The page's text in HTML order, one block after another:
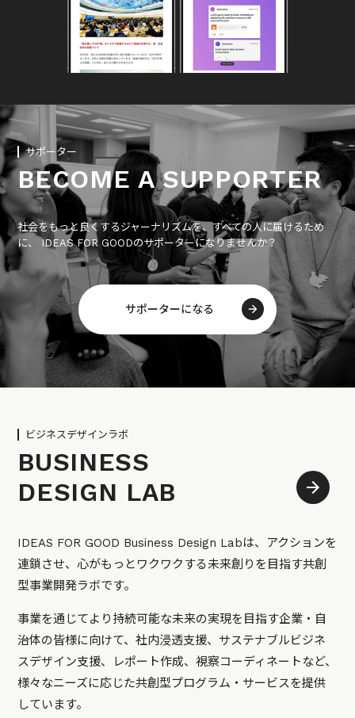
サポーター
BECOME A SUPPORTER
社会をもっと良くするジャーナリズムを、すべての人に届けるため
に、 IDEAS FOR GOODのサポーターになりませんか？
サポーターになる
ビジネスデザインラボ
BUSINESS
DESIGN LAB
IDEAS FOR GOOD Business Design Labは、アクションを
連鎖させ、心がもっとワクワクする未来創りを目指す共創
型事業開発ラボです。
事業を通じてより持続可能な未来の実現を目指す企業・自
治体の皆様に向けて、社内浸透支援、サステナブルビジネ
スデザイン支援、レポート作成、視察コーディネートなど、
様々なニーズに応じた共創型プログラム・サービスを提供
しています。